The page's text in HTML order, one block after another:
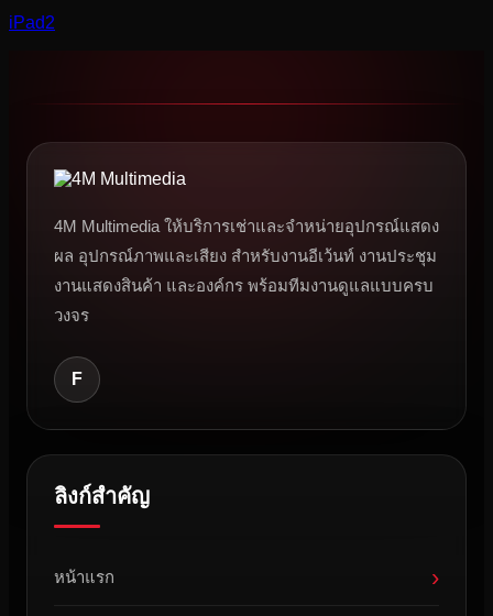
iPad2
4M Multimedia ให้บริการเช่าและจำหน่ายอุปกรณ์แสดง
ผล อุปกรณ์ภาพและเสียง สำหรับงานอีเว้นท์ งานประชุม
งานแสดงสินค้า และองค์กร พร้อมทีมงานดูแลแบบครบ
วงจร
F
ลิงก์สำคัญ
หน้าแรก ›